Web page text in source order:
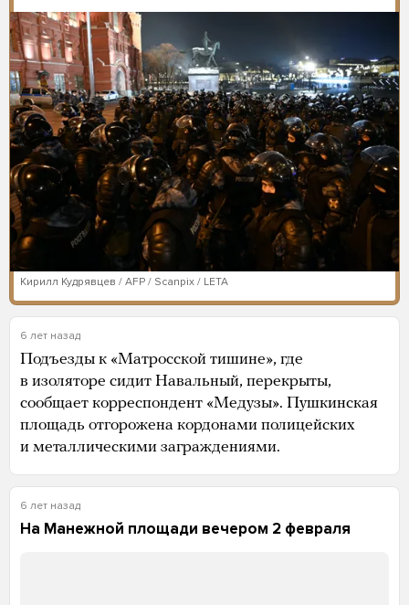
Кирилл Кудрявцев / AFP / Scanpix / LETA
6 лет назад
Подъезды к «Матросской тишине», где
в изоляторе сидит Навальный, перекрыты,
сообщает корреспондент «Медузы». Пушкинская
площадь отгорожена кордонами полицейских
и металлическими заграждениями.
6 лет назад
На Манежной площади вечером 2 февраля